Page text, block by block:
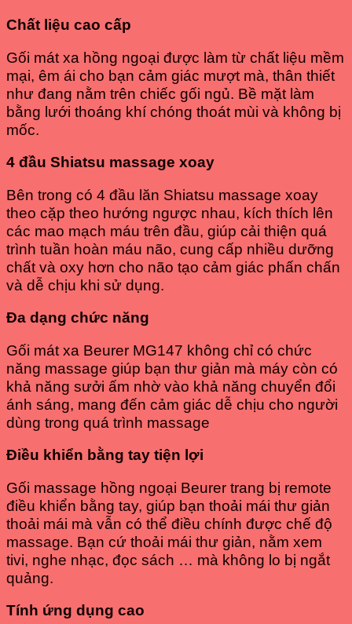
Chất liệu cao cấp
Gối mát xa hồng ngoại được làm từ chất liệu mềm
mại, êm ái cho bạn cảm giác mượt mà, thân thiết
như đang nằm trên chiếc gối ngủ. Bề mặt làm
bằng lưới thoáng khí chóng thoát mùi và không bị
mốc.
4 đầu Shiatsu massage xoay
Bên trong có 4 đầu lăn Shiatsu massage xoay
theo cặp theo hướng ngược nhau, kích thích lên
các mao mạch máu trên đầu, giúp cải thiện quá
trình tuần hoàn máu não, cung cấp nhiều dưỡng
chất và oxy hơn cho não tạo cảm giác phấn chấn
và dễ chịu khi sử dụng.
Đa dạng chức năng
Gối mát xa Beurer MG147 không chỉ có chức
năng massage giúp bạn thư giản mà máy còn có
khả năng sưởi ấm nhờ vào khả năng chuyển đổi
ánh sáng, mang đến cảm giác dễ chịu cho người
dùng trong quá trình massage
Điều khiển bằng tay tiện lợi
Gối massage hồng ngoại Beurer trang bị remote
điều khiển bằng tay, giúp bạn thoải mái thư giản
thoải mái mà vẫn có thể điều chính được chế độ
massage. Bạn cứ thoải mái thư giản, nằm xem
tivi, nghe nhạc, đọc sách … mà không lo bị ngắt
quảng.
Tính ứng dụng cao